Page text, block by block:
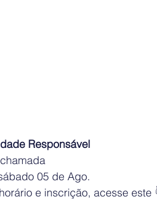
Responsável
05 de Ago.
e inscrição, acesse este